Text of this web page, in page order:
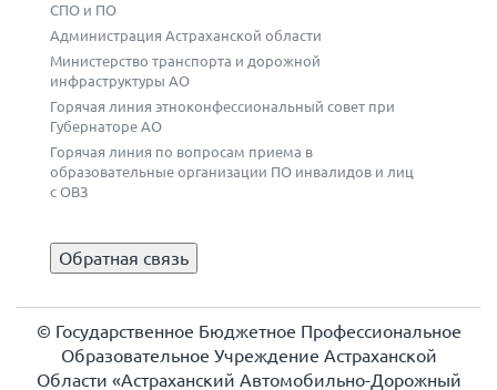
СПО и ПО
Администрация Астраханской области
Министерство транспорта и дорожной
инфраструктуры АО
Горячая линия этноконфессиональный совет при
Губернаторе АО
Горячая линия по вопросам приема в
образовательные организации ПО инвалидов и лиц
с ОВЗ
Обратная связь
© Государственное Бюджетное Профессиональное
Образовательное Учреждение Астраханской
Области «Астраханский Автомобильно-Дорожный